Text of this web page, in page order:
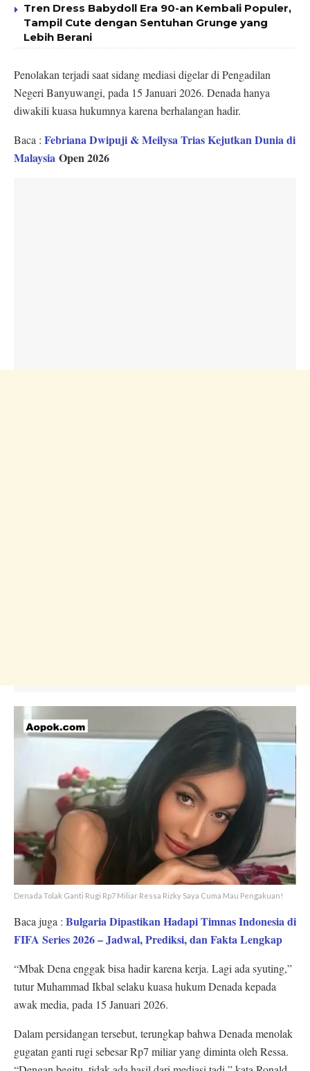
Tren Dress Babydoll Era 90-an Kembali Populer,
Tampil Cute dengan Sentuhan Grunge yang
Lebih Berani
Penolakan terjadi saat sidang mediasi digelar di Pengadilan
Negeri Banyuwangi, pada 15 Januari 2026. Denada hanya
diwakili kuasa hukumnya karena berhalangan hadir.
Baca : Febriana Dwipuji & Meilysa Trias Kejutkan Dunia di
Malaysia Open 2026
Denada Tolak Ganti Rugi Rp7 Miliar Ressa Rizky Saya Cuma Mau Pengakuan!
Baca juga : Bulgaria Dipastikan Hadapi Timnas Indonesia di
FIFA Series 2026 – Jadwal, Prediksi, dan Fakta Lengkap
“Mbak Dena enggak bisa hadir karena kerja. Lagi ada syuting,”
tutur Muhammad Ikbal selaku kuasa hukum Denada kepada
awak media, pada 15 Januari 2026.
Dalam persidangan tersebut, terungkap bahwa Denada menolak
gugatan ganti rugi sebesar Rp7 miliar yang diminta oleh Ressa.